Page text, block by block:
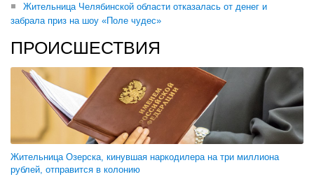
Жительница Челябинской области отказалась от денег и
забрала приз на шоу «Поле чудес»
ПРОИСШЕСТВИЯ
Жительница Озерска, кинувшая наркодилера на три миллиона
рублей, отправится в колонию